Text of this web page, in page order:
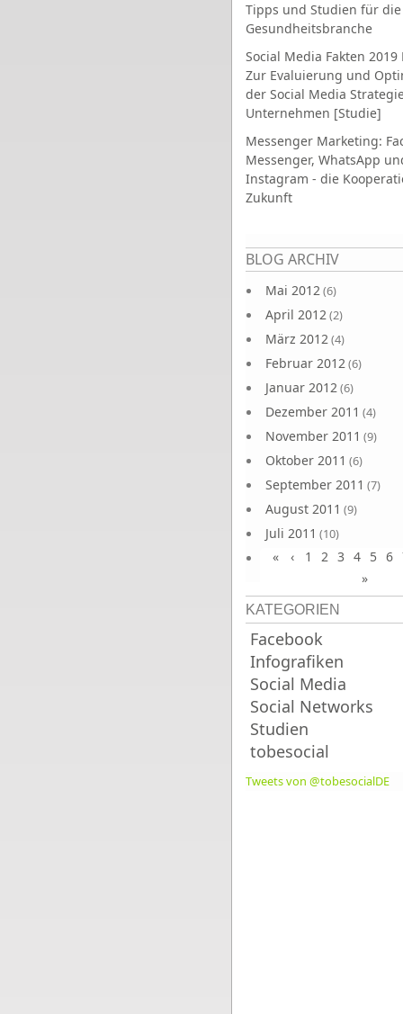
Tipps und Studien für die
Gesundheitsbranche
Social Media Fakten 2019
Zur Evaluierung und
der Social Media
Unternehmen [Studie]
Messenger Marketing:
Messenger, WhatsApp
Instagram - die
Zukunft
BLOG ARCHIV
Mai 2012(6)
April 2012(2)
März 2012(4)
Februar 2012(6)
Januar 2012(6)
Dezember 2011 (4)
November 2011 (9)
Oktober 2011 (6)
September 2011 (7)
August 2011 (9)
Juli 2011 (10)
Juni 2011(9)
Seiten
« ‹ 1 2 3 4 5 6
»
KATEGORIEN
Facebook
Infografiken
Social Media
Social Networks
Studien
tobesocial
Tweets von @tobesocialDE